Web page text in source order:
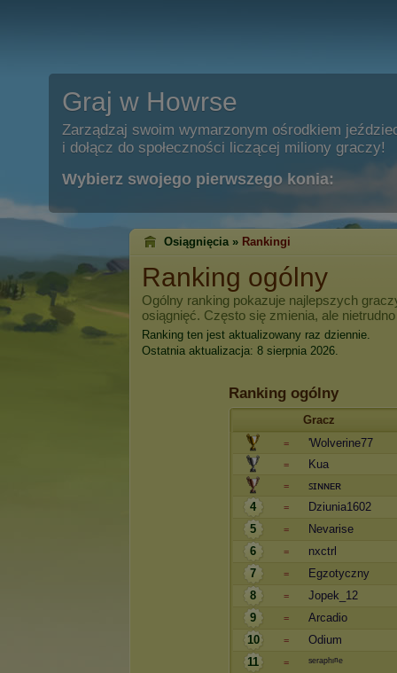
Graj w Howrse
Zarządzaj swoim wymarzonym ośrodkiem
i dołącz do społeczności liczącej miliony graczy!
Wybierz swojego pierwszego konia:
Osiągnięcia » Rankingi
Ranking ogólny
Ogólny ranking pokazuje najlepszych
osiągnięć. Często się zmienia, ale
Ranking ten jest aktualizowany raz dziennie.
Ostatnia aktualizacja: 8 sierpnia 2026.
Ranking ogólny
Gracz
= 'Wolverine77
= Kua
=
ꜱɪɴɴᴇʀ
4
=
Dziunia1602
5
=
Nevarise
6
=
nxctrl
7
=
Egzotyczny
8
=
Jopek_12
9
=
Arcadio
10
=
Odium
11
=
ˢᵉʳᵃᵖʰᶦⁿᵉ